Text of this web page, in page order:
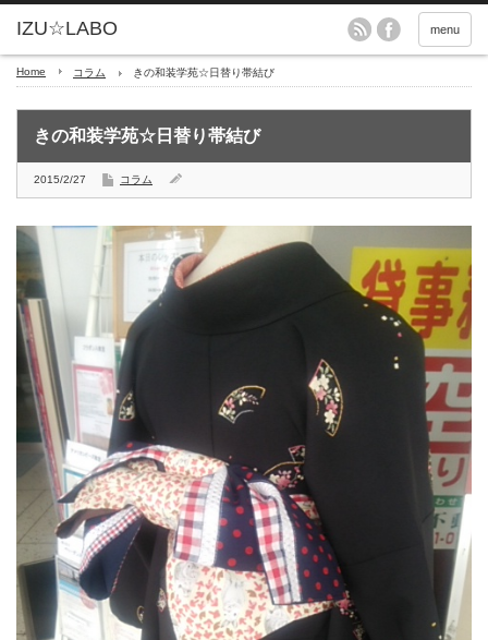
menu
Home コラム きの和装学苑☆日替り帯結び
きの和装学苑☆日替り帯結び
2015/2/27 コラム